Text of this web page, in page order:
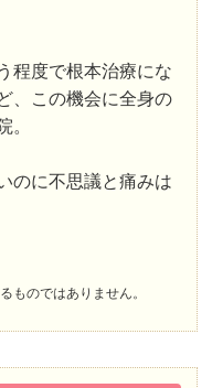
程度で根本治療にな
、この機会に全身の
。
のに不思議と痛みは
ものではありません。